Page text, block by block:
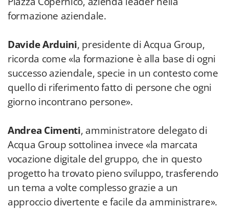
formazione aziendale.
Davide Arduini, presidente di Acqua Group,
ricorda come «la formazione è alla base di ogni
successo aziendale, specie in un contesto come
quello di riferimento fatto di persone che ogni
giorno incontrano persone».
Andrea Cimenti, amministratore delegato di
Acqua Group sottolinea invece «la marcata
vocazione digitale del gruppo, che in questo
progetto ha trovato pieno sviluppo, trasferendo
un tema a volte complesso grazie a un
approccio divertente e facile da amministrare».